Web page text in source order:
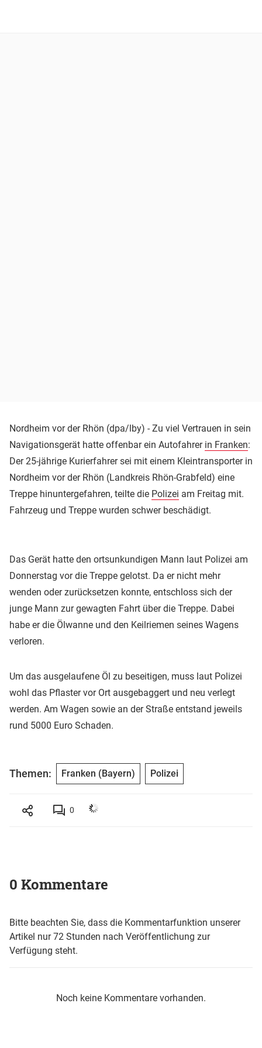
Nordheim vor der Rhön (dpa/lby) - Zu viel Vertrauen in sein
Navigationsgerät hatte offenbar ein Autofahrer in Franken:
Der 25-jährige Kurierfahrer sei mit einem Kleintransporter in
Nordheim vor der Rhön (Landkreis Rhön-Grabfeld) eine
Treppe hinuntergefahren, teilte die Polizei am Freitag mit.
Fahrzeug und Treppe wurden schwer beschädigt.
Das Gerät hatte den ortsunkundigen Mann laut Polizei am
Donnerstag vor die Treppe gelotst. Da er nicht mehr
wenden oder zurücksetzen konnte, entschloss sich der
junge Mann zur gewagten Fahrt über die Treppe. Dabei
habe er die Ölwanne und den Keilriemen seines Wagens
verloren.
Um das ausgelaufene Öl zu beseitigen, muss laut Polizei
wohl das Pflaster vor Ort ausgebaggert und neu verlegt
werden. Am Wagen sowie an der Straße entstand jeweils
rund 5000 Euro Schaden.
Themen: Franken (Bayern) Polizei
0
0 Kommentare
Bitte beachten Sie, dass die Kommentarfunktion unserer
Artikel nur 72 Stunden nach Veröffentlichung zur
Verfügung steht.
Noch keine Kommentare vorhanden.